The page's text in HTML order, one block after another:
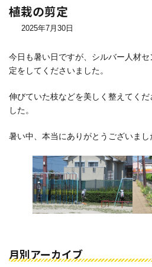
植栽の剪定
2025年7月30日
今日も暑い日ですが、シルバー人材
定をしてくださいました。
伸びていた枝などを美しく整えてく
した。
暑い中、本当にありがとうございまし
月別アーカイブ